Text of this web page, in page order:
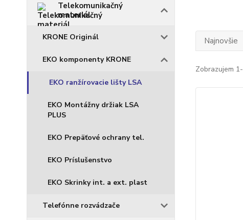
Telekomunikačný
materiál
KRONE Originál
EKO komponenty KRONE
EKO ranžírovacie lišty LSA
EKO Montážny držiak LSA
PLUS
EKO Prepäťové ochrany tel.
EKO Príslušenstvo
EKO Skrinky int. a ext. plast
Telefónne rozvádzače
Najnovšie
Zobrazujem